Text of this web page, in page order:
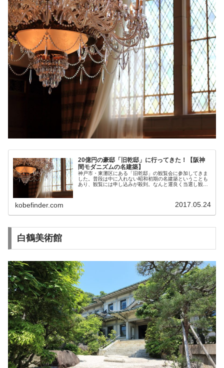
20億円の豪邸「旧乾邸」に行ってきた！【阪神
間モダニズムの名建築】
神戸市・東灘区にある「旧乾邸」の観覧会に参加してきま
した。普段は中に入れない昭和初期の名建築ということも
あり、観覧には申し込みが殺到。なんと運良く当選し観覧
kobefinder.com 2017.05.24
白鶴美術館